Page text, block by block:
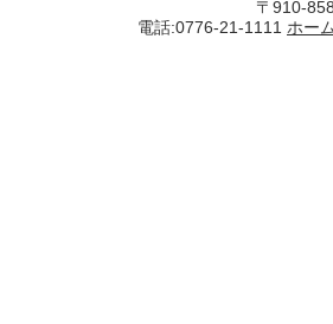
〒910-
電話:0776-21-1111 ホー